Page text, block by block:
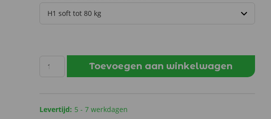
Originele
25
Toevoegen aan winkelwagen
Levertijd: 5 - 7 werkdagen